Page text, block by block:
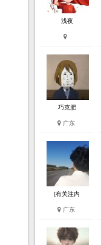
浅夜
巧克肥
广东
[有关注内
广东